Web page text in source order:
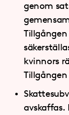
genom
kvinnors